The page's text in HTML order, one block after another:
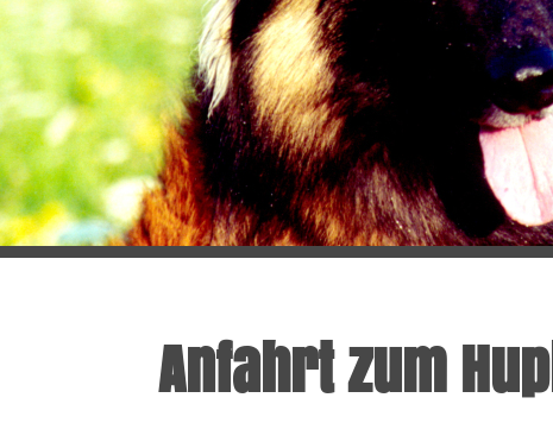
Anfahrt zum